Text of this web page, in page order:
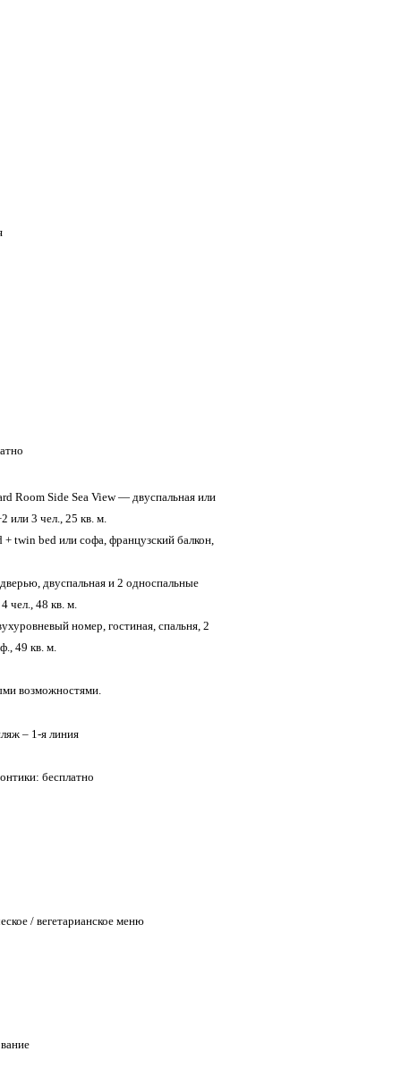
Room Side Sea View — двуспальная или
или 3 чел., 25 кв. м.
twin bed или софа, французский балкон,
двуспальная и 2 односпальные
чел., 48 кв. м.
номер, гостиная, спальня, 2
49 кв. м.
возможностями.
– 1-я линия
бесплатно
/ вегетарианское меню